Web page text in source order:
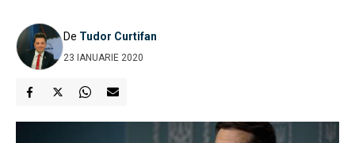
De Tudor Curtifan
23 IANUARIE 2020